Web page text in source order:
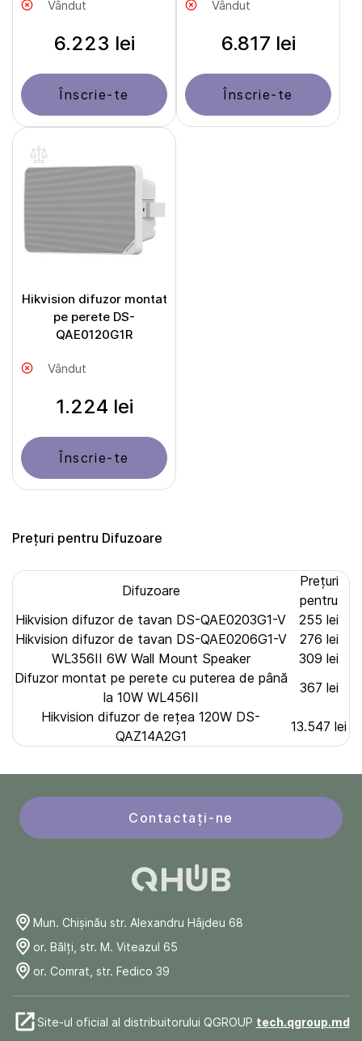
Vândut
6.223 lei
Înscrie-te
Vândut
6.817 lei
Înscrie-te
Hikvision difuzor montat
pe perete DS-
QAE0120G1R
Vândut
1.224 lei
Înscrie-te
Prețuri pentru Difuzoare
Difuzoare
Prețuri
pentru
Hikvision difuzor de tavan DS-QAE0203G1-V
255 lei
Hikvision difuzor de tavan DS-QAE0206G1-V
276 lei
WL356II 6W Wall Mount Speaker
309 lei
Difuzor montat pe perete cu puterea de până
la 10W WL456II
367 lei
Hikvision difuzor de rețea 120W DS-
QAZ14A2G1
13.547 lei
Contactați-ne
Mun. Chişinău str. Alexandru Hâjdeu 68
or. Bălți, str. M. Viteazul 65
or. Comrat, str. Fedico 39
Site-ul oficial al distribuitorului QGROUP tech.qgroup.md